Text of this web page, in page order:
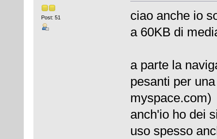
Post: 51
ciao anche io
a 60KB di
a parte la
pesanti per
myspace.com)
anch'io ho dei
uso spesso